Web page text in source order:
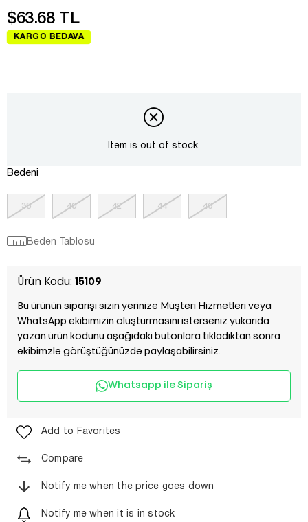
$63.68 TL
KARGO BEDAVA
Item is out of stock.
Bedeni
38 40 42 44 46
Beden Tablosu
Ürün Kodu: 15109
Bu ürünün siparişi sizin yerinize Müşteri Hizmetleri veya
WhatsApp ekibimizin oluşturmasını isterseniz yukarıda
yazan ürün kodunu aşağıdaki butonlara tıkladıktan sonra
ekibimzle görüştüğünüzde paylaşabilirsiniz.
Whatsapp ile Sipariş
Add to Favorites
Compare
Notify me when the price goes down
Notify me when it is in stock